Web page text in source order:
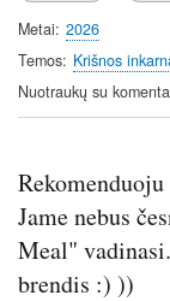
Metai 2026
Temos Krišnos
Nuotraukų su
Jame nebus
Meal"
brendis :) ))